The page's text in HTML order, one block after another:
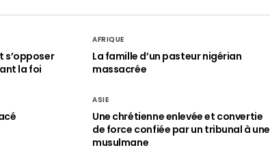
s’opposer
la foi
AFRIQUE
La famille d’un pasteur nigérian
massacrée
ASIE
Une chrétienne enlevée et convertie
de force confiée par un tribunal à une
musulmane